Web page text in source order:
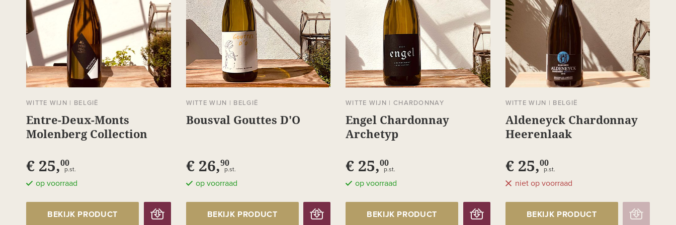
WITTE WIJN | BELGIË
Entre-Deux-Monts
Molenberg Collection
€ 25,00
p.st.
op voorraad
BEKIJK PRODUCT
WITTE WIJN | BELGIË
Bousval Gouttes D'O
€ 26,90
p.st.
op voorraad
BEKIJK PRODUCT
WITTE WIJN | CHARDONNAY
Engel Chardonnay
Archetyp
€ 25,00
p.st.
op voorraad
BEKIJK PRODUCT
WITTE WIJN | BELGIË
Aldeneyck Chardonnay
Heerenlaak
€ 25,00
p.st.
niet op voorraad
BEKIJK PRODUCT